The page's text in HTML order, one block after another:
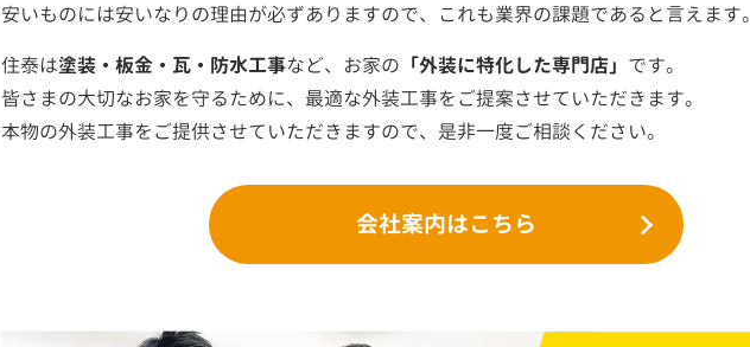
安いものには安いなりの理由が必ずありますので、これも業界の課題であると言えます。
住泰は塗装・板金・瓦・防水工事など、お家の 「外装に特化した専門店」 です。
皆さまの大切なお家を守るために、最適な外装工事をご提案させていただきます。
本物の外装工事をご提供させていただきますので、是非一度ご相談ください。
会社案内はこちら